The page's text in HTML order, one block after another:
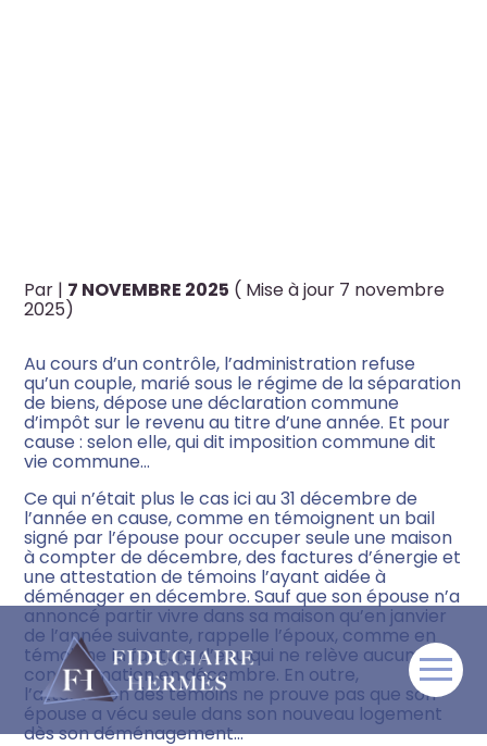
Aller
au
contenu
Artiste & monde de l’art
Travailleur à l’international
Par | 7 NOVEMBRE 2025 ( Mise à jour 7 novembre
2025)
Au cours d’un contrôle, l’administration refuse
qu’un couple, marié sous le régime de la séparation
de biens, dépose une déclaration commune
d’impôt sur le revenu au titre d’une année. Et pour
cause : selon elle, qui dit imposition commune dit
vie commune…
Ce qui n’était plus le cas ici au 31 décembre de
l’année en cause, comme en témoignent un bail
signé par l’épouse pour occuper seule une maison
à compter de décembre, des factures d’énergie et
une attestation de témoins l’ayant aidée à
déménager en décembre. Sauf que son épouse n’a
annoncé partir vivre dans sa maison qu’en janvier
de l’année suivante, rappelle l’époux, comme en
témoigne la facture d’eau qui ne relève aucune
consommation en décembre. En outre,
l’attestation des témoins ne prouve pas que son
épouse a vécu seule dans son nouveau logement
dès son déménagement…